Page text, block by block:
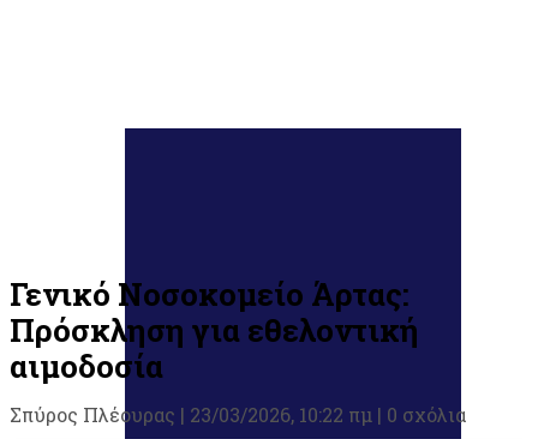
Γενικό Νοσοκομείο Άρτας:
Πρόσκληση για εθελοντική
αιμοδοσία
Σπύρος Πλέουρας | 23/03/2026, 10:22 πμ | 0 σχόλια